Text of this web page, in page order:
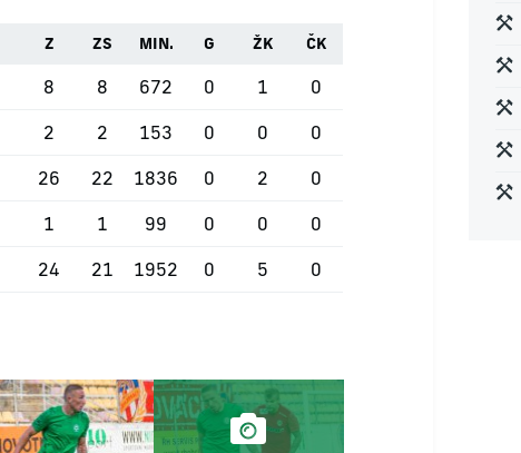
Z ZS MIN. G ŽK ČK
8 8 672 0 1 0
2 2 153 0 0 0
26 22 1836 0 2 0
1 1 99 0 0 0
24 21 1952 0 5 0